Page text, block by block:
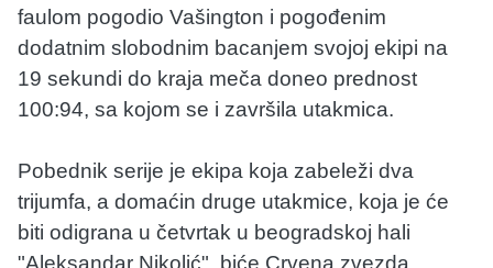
faulom pogodio Vašington i pogođenim
dodatnim slobodnim bacanjem svojoj ekipi na
19 sekundi do kraja meča doneo prednost
100:94, sa kojom se i završila utakmica.
Pobednik serije je ekipa koja zabeleži dva
trijumfa, a domaćin druge utakmice, koja je će
biti odigrana u četvrtak u beogradskoj hali
"Aleksandar Nikolić", biće Crvena zvezda.